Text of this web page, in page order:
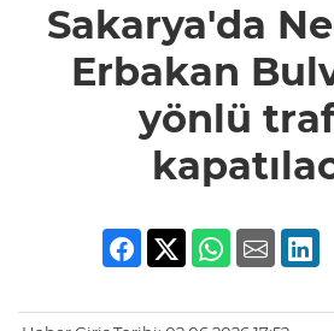
Bulvarı tek
yönlü
trafiğe
kapatılacak
Sakarya'da
Erbakan
yönlü